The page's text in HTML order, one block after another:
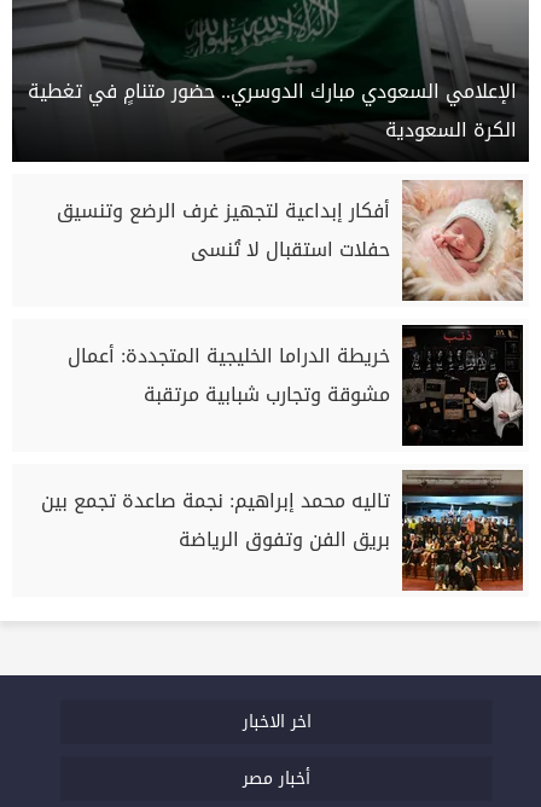
الإعلامي السعودي مبارك الدوسري.. حضور متنامٍ في تغطية
الكرة السعودية
أفكار إبداعية لتجهيز غرف الرضع وتنسيق
حفلات استقبال لا تُنسى
خريطة الدراما الخليجية المتجددة: أعمال
مشوقة وتجارب شبابية مرتقبة
تاليه محمد إبراهيم: نجمة صاعدة تجمع بين
بريق الفن وتفوق الرياضة
اخر الاخبار
أخبار مصر